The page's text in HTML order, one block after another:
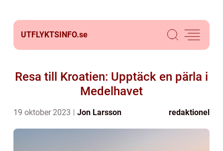
UTFLYKTSINFO.se
Resa till Kroatien: Upptäck en pärla i
Medelhavet
19 oktober 2023 Jon Larsson redaktionel